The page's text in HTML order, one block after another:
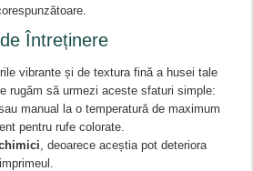
Întreținere
vibrante și de textura fină a husei tale
rugăm să urmezi aceste sfaturi simple:
manual la o temperatură de maximum
pentru rufe colorate.
, deoarece aceștia pot deteriora